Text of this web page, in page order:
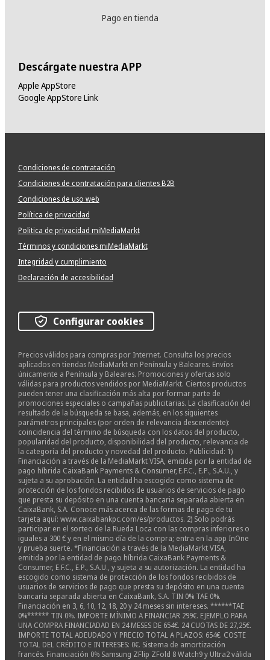
Pago en tienda
Descárgate nuestra APP
Apple AppStore
Google AppStore Link
Condiciones de contratación
Condiciones de contratación para clientes B2B
Condiciones de uso web
Política de privacidad
Politica de privacidad miMediaMarkt
Términos y condiciones miMediaMarkt
Integridad y cumplimiento
Declaración de accesibilidad
Configurar cookies
Precios válidos para compras por Internet. Consulta los precios
aplicados en tiendas MediaMarkt en Península y Baleares. Envíos
únicamente a Península y Baleares. Promociones y ofertas solo
válidas para productos vendidos por MediaMarkt. Ciertos productos
pueden tener una clasificación más alta por formar parte de
promociones especiales o campañas publicitarias. La clasificación del
resultado de la búsqueda se basa, además, en los siguientes
parámetros principales (por orden de relevancia descendente):
coincidencia del término de búsqueda con los datos del producto,
popularidad del producto, disponibilidad del producto, relevancia de
la categoría del producto y novedad del producto. Publicidad: 1)
Financiación a través de la MediaMarkt VISA, emitida por la entidad de
pago híbrida CaixaBank Payments & Consumer, E.F.C., E.P., S.A.U., y
sujeta a su aprobación. La entidad ha escogido como sistema de
protección de los fondos recibidos de usuarios de servicios de pago
que presta su depósito en una cuenta bancaria separada abierta en
CaixaBank, S.A. Conoce más acerca de las formas de pago de tu
tarjeta aquí: www.caixabankpc.com/es/productos. 2) Solo podrás
participar en el sorteo de la Rueda Loca con las compras inferiores o
iguales a 300 € y en el mismo día de la compra; entra en la app InOne
y prueba suerte. *Financiación a través de la MediaMarkt VISA,
emitida por la entidad de pago híbrida CaixaBank Payments &
Consumer, E.F.C., E.P., S.A.U., y sujeta a su autorización. La entidad ha
escogido como sistema de protección de los fondos recibidos de
usuarios de servicios de pago que presta su depósito en una cuenta
bancaria separada abierta en CaixaBank, S.A. TIN 0% TAE 0%.
Financiación en 3, 6, 10, 12, 18, 20 y 24 meses sin intereses. ******TAE
0%****** TIN 0%. IMPORTE MÍNIMO A FINANCIAR 299€. EJEMPLO PARA
UNA COMPRA FINANCIADAD EN 24 MESES DE 654€. 24 CUOTAS DE 27,25€.
IMPORTE TOTAL ADEUDADO Y PRECIO TOTAL A PLAZOS: 654€. COSTE
TOTAL DEL CRÉDITO E INTERESES: 0€. Sistema de amortización
francés. Financiación 0% Samsung ZFlip ZFold 8 Watch9 y Ultra2 válida